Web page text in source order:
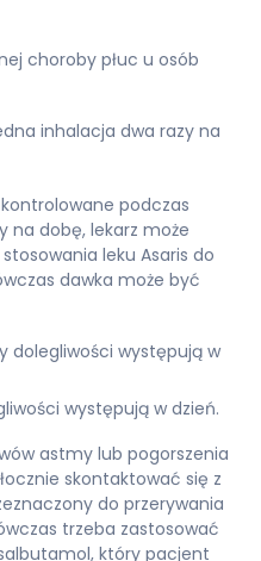
choroby płuc u osób
inhalacja dwa razy na
podczas
na dobę, lekarz może
leku Asaris do
dawka może być
dolegliwości występują w
występują w dzień.
astmy lub pogorszenia
skontaktować się z
do przerywania
trzeba zastosować
który pacjent